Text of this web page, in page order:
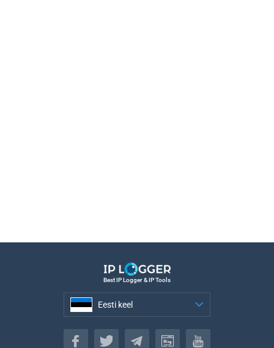
Best IP Logger & IP Tools
Eesti keel
Eesti keel